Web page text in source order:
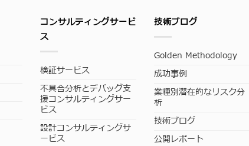
コンサルティングサービ
ス
検証サービス
不具合分析とデバッグ支
援コンサルティングサー
ビス
設計コンサルティングサ
ービス
技術ブログ
Golden Methodology
成功事例
業種別潜在的なリスク分
析
技術ブログ
公開レポート